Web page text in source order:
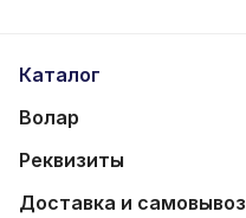
Каталог
Волар
Реквизиты
Доставка и самовывоз